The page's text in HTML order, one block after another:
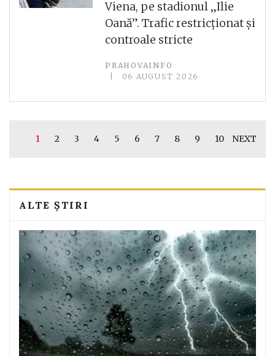
Viena, pe stadionul „Ilie
Oană”. Trafic restricționat și
controale stricte
PRAHOVAINFO
06 AUGUST 2026
1 2 3 4 5 6 7 8 9 10 NEXT
ALTE ȘTIRI